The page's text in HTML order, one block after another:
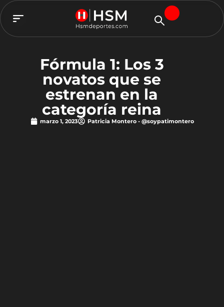
Fórmula 1: Los 3
novatos que se
estrenan en la
categoría reina
marzo 1, 2023 Patricia Montero - @soypatimontero